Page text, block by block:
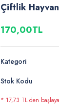
Çiftlik
170,00TL
Kategori
Stok Kodu
* 17,73 TL den